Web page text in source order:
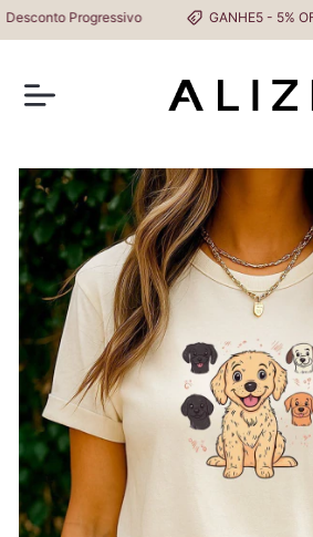
Progressivo GANHE5 - 5% OFF